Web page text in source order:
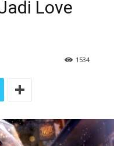
Love
1534